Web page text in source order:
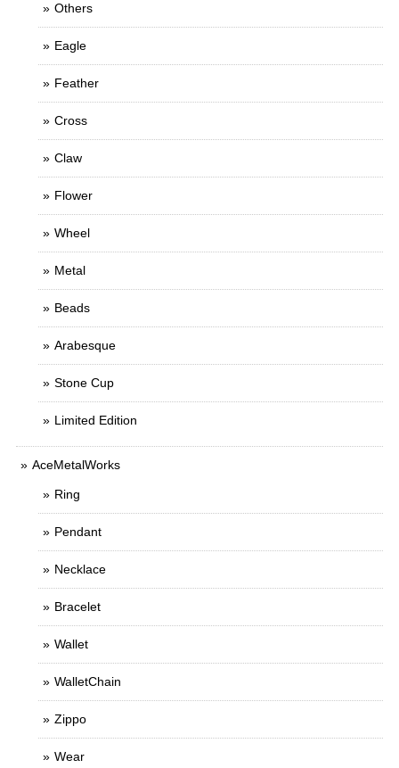
Others
Eagle
Feather
Cross
Claw
Flower
Wheel
Metal
Beads
Arabesque
Stone Cup
Limited Edition
AceMetalWorks
Ring
Pendant
Necklace
Bracelet
Wallet
WalletChain
Zippo
Wear